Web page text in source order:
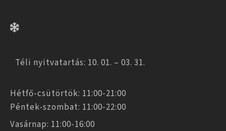
Téli nyitvatartás: 10. 01. – 03. 31.
Hétfő-csütörtök: 11:00-21:00
Péntek-szombat: 11:00-22:00
Vasárnap: 11:00-16:00